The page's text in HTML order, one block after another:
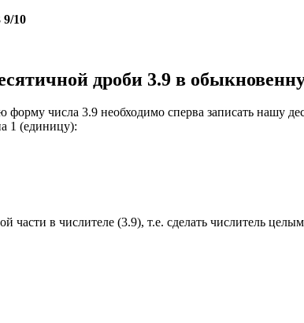
9/10
дроби 3.9 в
числа 3.9 необходимо сперва записать нашу
1 (единицу):
части в числителе (3.9), т.е. сделать числитель